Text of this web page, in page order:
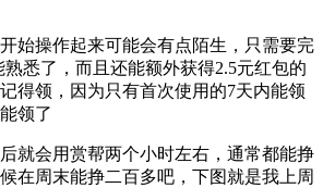
始操作起来可能会有点陌生，只需要完
悉了，而且还能额外获得2.5元红包的
得领，因为只有首次使用的7天内能领
领了
就会用赏帮两个小时左右，通常都能挣
在周末能挣二百多吧，下图就是我上周